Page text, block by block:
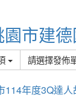
市建
請選擇發佈
114年度3Q達